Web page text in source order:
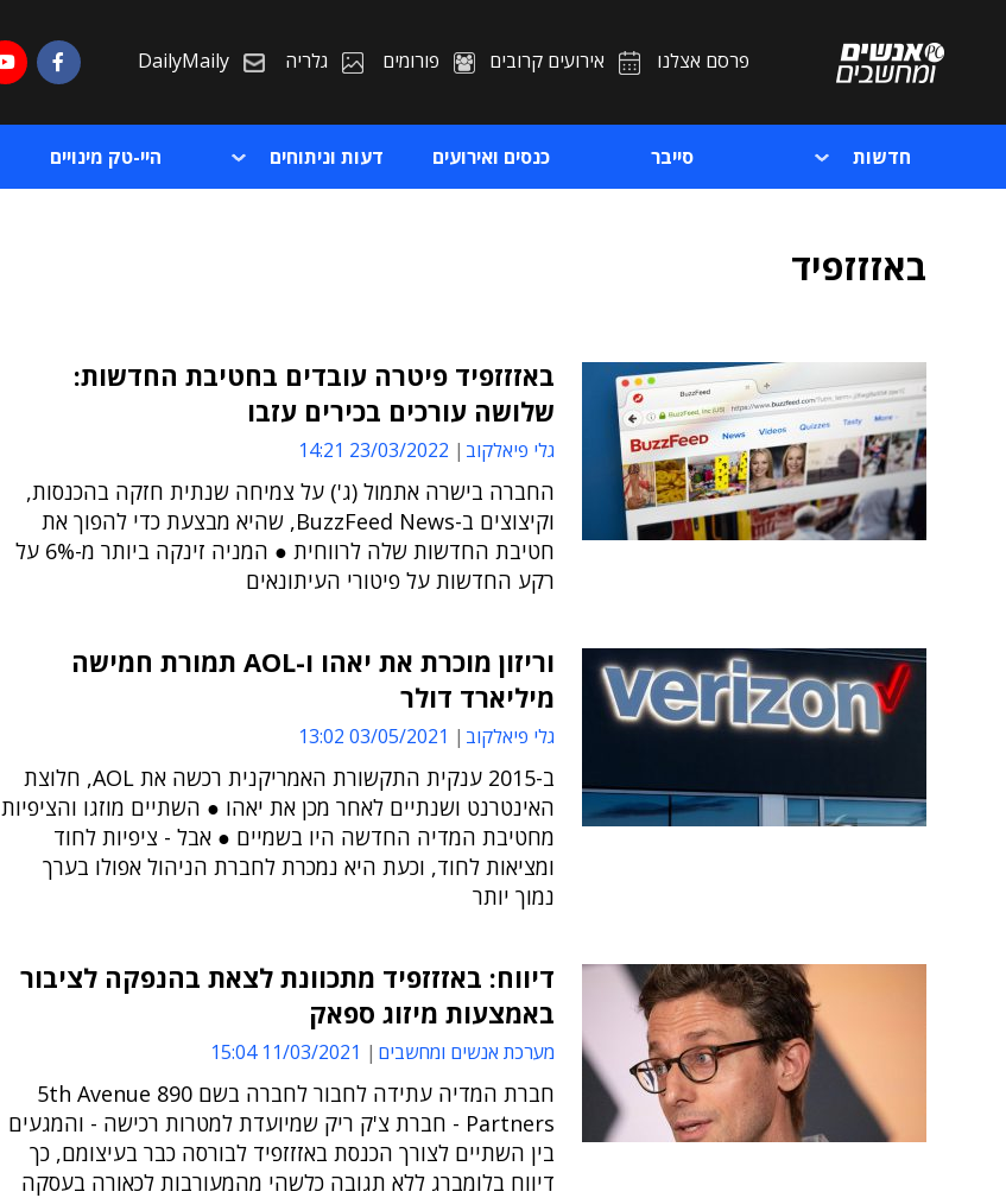
פרסם אצלנו אירועים קרובים פורומים גלריה DailyMaily
חדשות סייבר כנסים ואירועים דעות וניתוחים היי-טק מינויים
באזזזפיד
באזזזפיד פיטרה עובדים בחטיבת החדשות:
שלושה עורכים בכירים עזבו
גלי פיאלקוב 23/03/2022 14:21
החברה בישרה אתמול (ג') על צמיחה שנתית חזקה בהכנסות,
וקיצוצים ב-BuzzFeed News, שהיא מבצעת כדי להפוך את
חטיבת החדשות שלה לרווחית ● המניה זינקה ביותר מ-6% על
רקע החדשות על פיטורי העיתונאים
וריזון מוכרת את יאהו ו-AOL תמורת חמישה
מיליארד דולר
גלי פיאלקוב 03/05/2021 13:02
ב-2015 ענקית התקשורת האמריקנית רכשה את AOL, חלוצת
האינטרנט ושנתיים לאחר מכן את יאהו ● השתיים מוזגו והציפיות
מחטיבת המדיה החדשה היו בשמיים ● אבל - ציפיות לחוד
ומציאות לחוד, וכעת היא נמכרת לחברת הניהול אפולו בערך
נמוך יותר
דיווח: באזזזפיד מתכוונת לצאת בהנפקה לציבור
באמצעות מיזוג ספאק
מערכת אנשים ומחשבים 11/03/2021 15:04
חברת המדיה עתידה לחבור לחברה בשם 890 5th Avenue
Partners - חברת צ'ק ריק שמיועדת למטרות רכישה - והמגעים
בין השתיים לצורך הכנסת באזזזפיד לבורסה כבר בעיצומם, כך
דיווח בלומברג ללא תגובה כלשהי מהמעורבות לכאורה בעסקה